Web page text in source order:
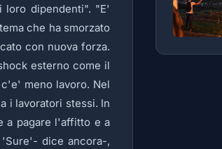
loro dipendenti". "E'
che ha smorzato
con nuova forza.
esterno come il
meno lavoro. Nel
i lavoratori stessi. In
a pagare l'affitto e a
dice ancora-,